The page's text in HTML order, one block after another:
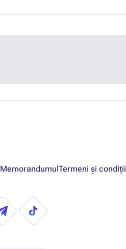
MemorandumulTermeni și condiții